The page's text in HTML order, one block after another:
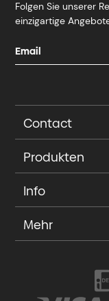
Folgen Sie unserer
einzigartige
Contact
Produkten
Info
Mehr